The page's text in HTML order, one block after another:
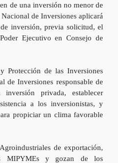
de una inversión no menor de
de Inversiones aplicará
inversión, previa solicitud, el
Ejecutivo en Consejo de
Protección de las Inversiones
de Inversiones responsable de
privada, establecer
a los inversionistas, y
propiciar un clima favorable
de exportación,
MIPYMEs y gozan de los